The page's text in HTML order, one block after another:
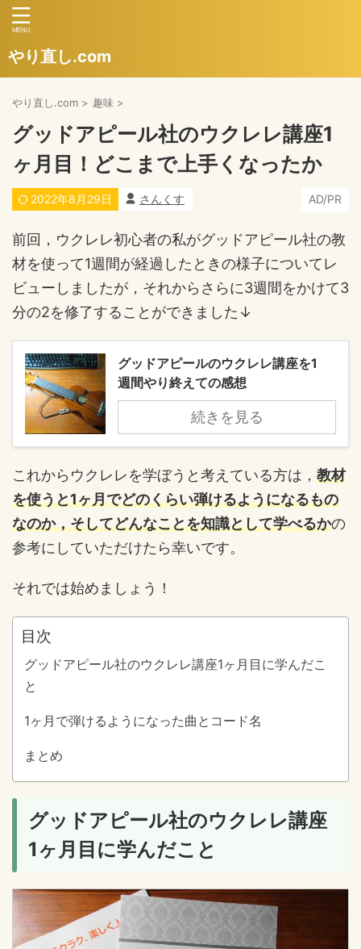
やり直し.com
やり直し.com > 趣味 >
グッドアピール社のウクレレ講座1
ヶ月目！どこまで上手くなったか
2022年8月29日 さんくす AD/PR
前回，ウクレレ初心者の私がグッドアピール社の教
材を使って1週間が経過したときの様子についてレ
ビューしましたが，それからさらに3週間をかけて3
分の2を修了することができました↓
グッドアピールのウクレレ講座を1
週間やり終えての感想
続きを見る
これからウクレレを学ぼうと考えている方は， 教材
を使うと1ヶ月でどのくらい弾けるようになるもの
なのか，そしてどんなことを知識として学べるかの
参考にしていただけたら幸いです。
それでは始めましょう！
目次
グッドアピール社のウクレレ講座1ヶ月目に学んだこ
と
1ヶ月で弾けるようになった曲とコード名
まとめ
グッドアピール社のウクレレ講座
1ヶ月目に学んだこと